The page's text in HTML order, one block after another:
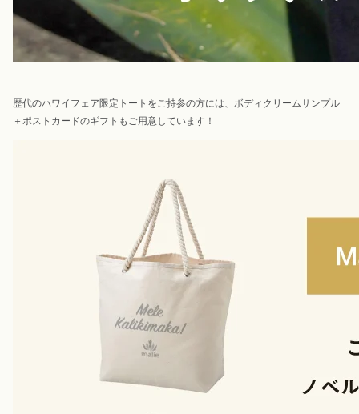
歴代のハワイフェア限定トートをご持参の方には、ボディクリームサンプル
＋ポストカードのギフトもご用意しています！